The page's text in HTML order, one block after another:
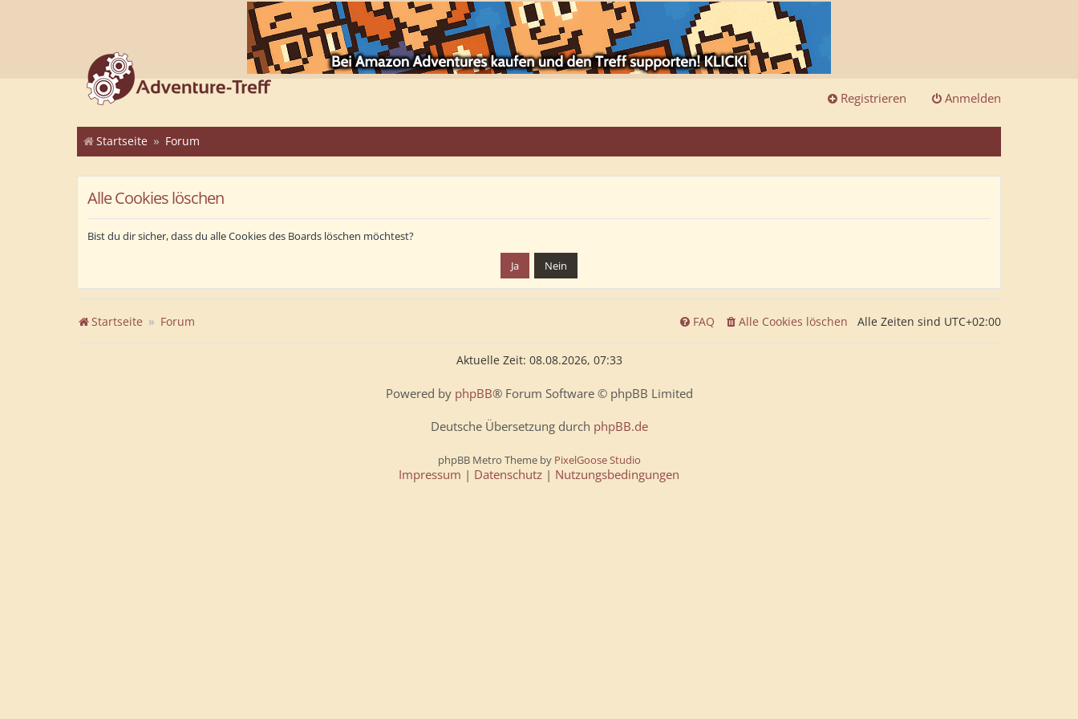
Anmelden
Registrieren
Startseite Forum
Alle Cookies löschen
Bist du dir sicher, dass du alle Cookies des Boards löschen möchtest?
Startseite Forum Alle Zeiten sind UTC+02:00
Alle Cookies löschen
FAQ
Aktuelle Zeit: 08.08.2026, 07:33
Powered by phpBB® Forum Software © phpBB Limited
Deutsche Übersetzung durch phpBB.de
phpBB Metro Theme by PixelGoose Studio
Impressum | Datenschutz | Nutzungsbedingungen